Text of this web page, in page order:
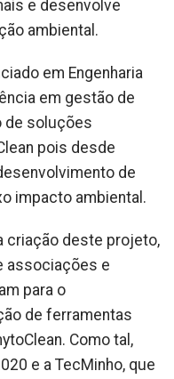
e desenvolve
ambiental.
em Engenharia
em gestão de
de soluções
pois desde
de
impacto ambiental.
criação deste projeto,
associações e
para o
de ferramentas
Como tal,
e a TecMinho, que